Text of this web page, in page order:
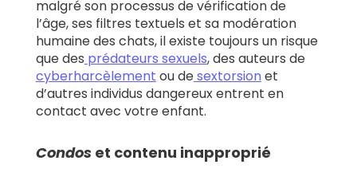
malgré son processus de vérification de
l’âge, ses filtres textuels et sa modération
humaine des chats, il existe toujours un risque
que des prédateurs sexuels, des auteurs de
cyberharcèlement ou desextorsion et
d’autres individus dangereux entrent en
contact avec votre enfant.
Condoset contenu inapproprié